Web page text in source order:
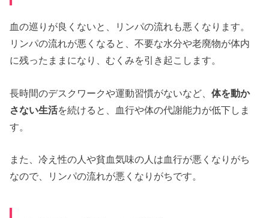
血の巡りが良くないと、リンパの流れも悪くなります。
リンパの流れが悪くなると、不要な水分や老廃物が体内
に残ったままになり、むくみを引き起こします。
長時間のデスクワークや運動習慣がないなど、体を動か
さない生活を続けると、血行や体の代謝能力が低下しま
す。
また、冷え性の人や貧血気味の人は血行が悪くなりがち
なので、リンパの流れが悪くなりがちです。